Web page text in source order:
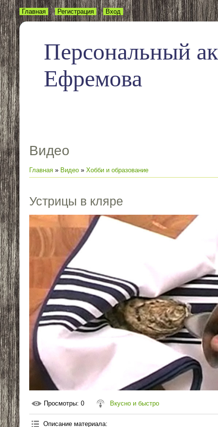
Персональный
Ефремова
Главная Регистрация Вход
Видео
Главная » Видео » Хобби и образование
Устрицы в кляре
Просмотры: 0 Вкусно и быстро
Описание материала: